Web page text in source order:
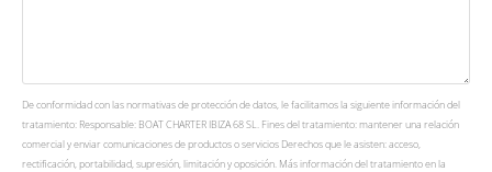
De conformidad con las normativas de protección de datos, le facilitamos la siguiente información del
tratamiento: Responsable: BOAT CHARTER IBIZA 68 SL. Fines del tratamiento: mantener una relación
comercial y enviar comunicaciones de productos o servicios Derechos que le asisten: acceso,
rectificación, portabilidad, supresión, limitación y oposición. Más información del tratamiento en la